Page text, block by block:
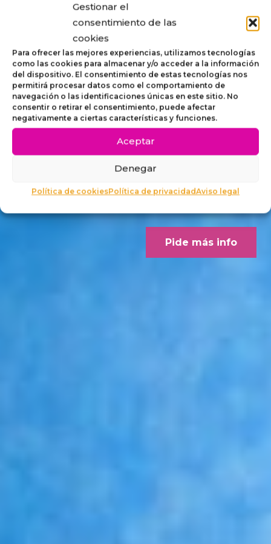
Gestionar el
consentimiento de las
cookies
Para ofrecer las mejores experiencias, utilizamos tecnologías
como las cookies para almacenar y/o acceder a la información
del dispositivo. El consentimiento de estas tecnologías nos
permitirá procesar datos como el comportamiento de
navegación o las identificaciones únicas en este sitio. No
consentir o retirar el consentimiento, puede afectar
negativamente a ciertas características y funciones.
Aceptar
Denegar
Política de cookiesPolítica de privacidadAviso legal
STRIP,
MOBILIARIO
ACCESIBLE
PARA
EXTERIORES
Pide más info